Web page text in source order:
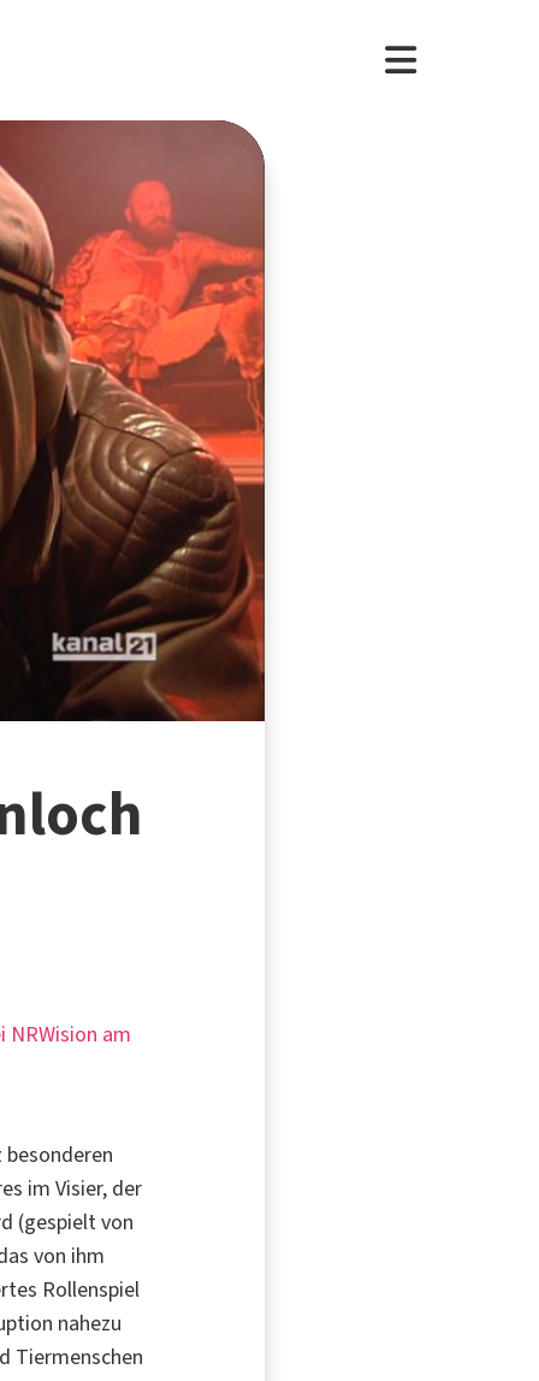
NRWision am
im Visier, der
(gespielt von
von ihm
Rollenspiel
nahezu
Tiermenschen